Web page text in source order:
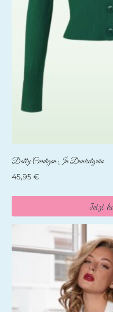
Dolly Cardigan In Dunkelgrün
45,95 €
Jetzt